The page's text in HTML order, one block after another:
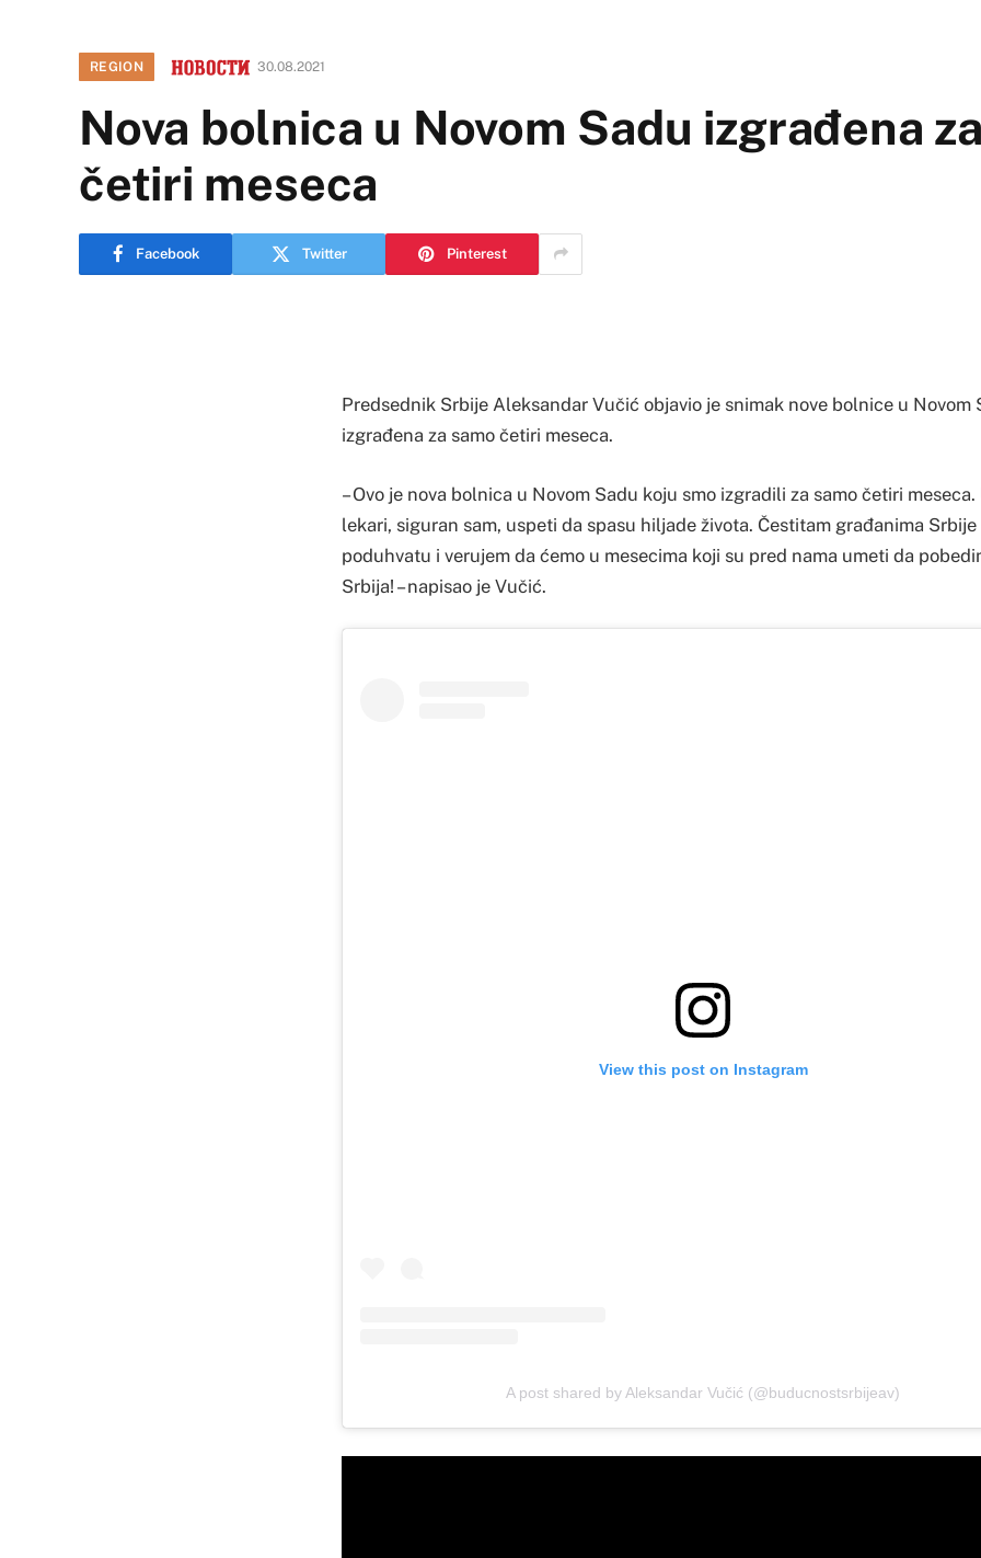
REGION 30.08.2021
Nova bolnica u Novom Sadu izgrađena
četiri meseca
Facebook Twitter Pinterest
Predsednik Srbije Aleksandar Vučić objavio je snimak nove bolnice u Novom
izgrađena za samo četiri meseca.
– Ovo je nova bolnica u Novom Sadu koju smo izgradili za samo četiri meseca.
lekari, siguran sam, uspeti da spasu hiljade života. Čestitam građanima
poduhvatu i verujem da ćemo u mesecima koji su pred nama umeti da
Srbija! – napisao je Vučić.
View this post on Instagram
A post shared by Aleksandar Vučić (@buducnostsrbijeav)